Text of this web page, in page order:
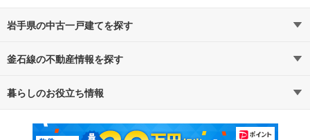
岩手県の中古一戸建てを探す
路線・駅から探す
通勤・通学時間から探す
釜石線の不動産情報を探す
不動産・住宅
新築マンション 中古マンション
暮らしのお役立ち情報
マンションカタログ 教えて！住まいの先生